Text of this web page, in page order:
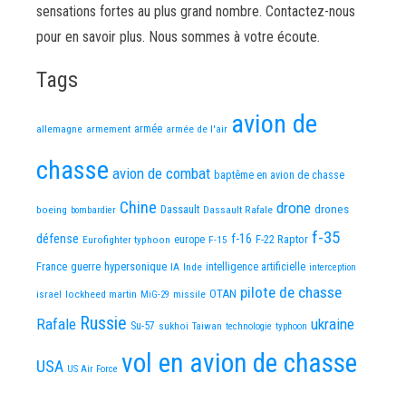
sensations fortes au plus grand nombre. Contactez-nous
pour en savoir plus. Nous sommes à votre écoute.
Tags
allemagne armement armée armée de l'air avion de
chasse avion de combat baptême en avion de chasse
boeing bombardier Chine Dassault Dassault Rafale drone drones
défense Eurofighter typhoon europe F-15 f-16 F-22 Raptor f-35
France guerre hypersonique IA Inde intelligence artificielle interception
israel lockheed martin MiG-29 missile OTAN pilote de chasse
Rafale Russie Su-57 sukhoi Taiwan technologie typhoon ukraine
USA US Air Force vol en avion de chasse